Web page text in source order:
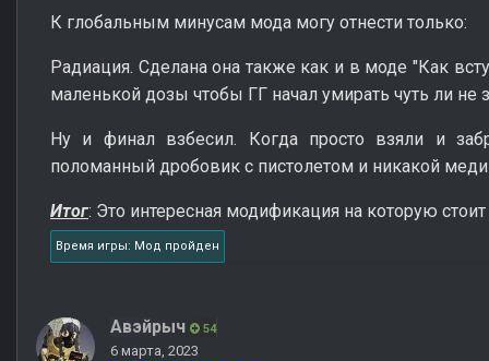
К глобальным минусам мода могу отнести только:
Радиация. Сделана она также как и в моде "Как
маленькой дозы чтобы ГГ начал умирать чуть ли не
Ну и финал взбесил. Когда просто взяли и
поломанный дробовик с пистолетом и никакой
Итог: Это интересная модификация на которую
Время игры: Мод пройден
Авэйрыч 54
6 марта, 2023